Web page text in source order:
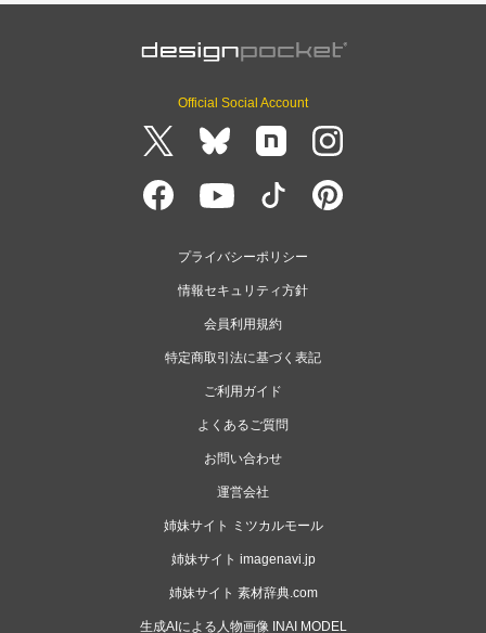
Official Social Account
プライバシーポリシー
情報セキュリティ方針
会員利用規約
特定商取引法に基づく表記
ご利用ガイド
よくあるご質問
お問い合わせ
運営会社
姉妹サイト ミツカルモール
姉妹サイト imagenavi.jp
姉妹サイト 素材辞典.com
生成AIによる人物画像 INAI MODEL